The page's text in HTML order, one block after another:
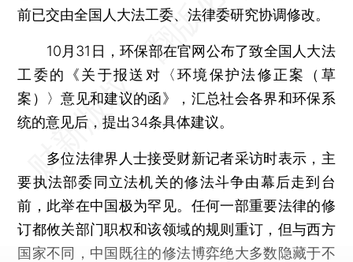
前已交由全国人大法工委、法律委研究协调修改。
10月31日，环保部在官网公布了致全国人大法
工委的《关于报送对〈环境保护法修正案（草
案）〉意见和建议的函》，汇总社会各界和环保系
统的意见后，提出34条具体建议。
多位法律界人士接受财新记者采访时表示，主
要执法部委同立法机关的修法斗争由幕后走到台
前，此举在中国极为罕见。任何一部重要法律的修
订都攸关部门职权和该领域的规则重订，但与西方
国家不同，中国既往的修法博弈绝大多数隐藏于不